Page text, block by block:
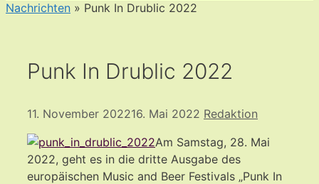
Nachrichten » Punk In Drublic 2022
Punk In Drublic 2022
11. November 202216. Mai 2022 Redaktion
Am Samstag, 28. Mai
2022, geht es in die dritte Ausgabe des
europäischen Music and Beer Festivals „Punk In